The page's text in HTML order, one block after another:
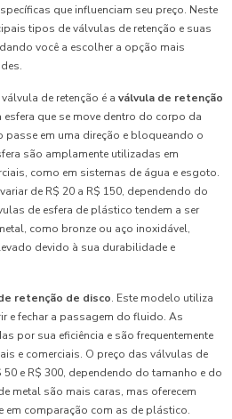
que influenciam seu preço. Neste
tipos de válvulas de retenção e suas
você a escolher a opção mais
de retenção é a válvula de retenção
esfera que se move dentro do corpo da
em uma direção e bloqueando o
são amplamente utilizadas em
como em sistemas de água e esgoto.
de R$ 20 a R$ 150, dependendo do
de esfera de plástico tendem a ser
como bronze ou aço inoxidável,
devido à sua durabilidade e
retenção de disco. Este modelo utiliza
e fechar a passagem do fluido. As
por sua eficiência e são frequentemente
e comerciais. O preço das válvulas de
50 e R$ 300, dependendo do tamanho e do
metal são mais caras, mas oferecem
em comparação com as de plástico.